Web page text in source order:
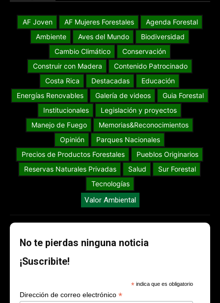
AF Joven AF Mujeres Forestales
Agenda Forestal
Ambiente
Aves del Mundo
Biodiversidad
Cambio Climático
Conservación
Construir con Madera
Contenido Patrocinado
Costa Rica
Destacadas
Educación
Energías Renovables
Galería de videos
Guia Forestal
Institucionales
Legislación y proyectos
Manejo de Fuego
Memorias&Reconocimientos
Opinión
Parques Nacionales
Precios de Productos Forestales
Pueblos Originarios
Reservas Naturales Privadas
Salud
Sur Forestal
Tecnologías
Valor Ambiental
No te pierdas ninguna noticia
¡Suscribite!
* indica que es obligatorio
Dirección de correo electrónico *